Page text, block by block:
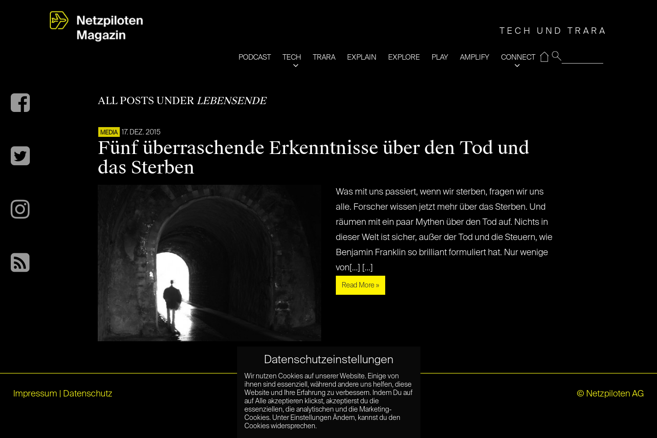
TECH UND TRARA
PODCAST TECH TRARA EXPLAIN EXPLORE PLAY AMPLIFY CONNECT
⌂
ALL POSTS UNDER LEBENSENDE
MEDIA 17. DEZ. 2015
Fünf überraschende Erkenntnisse über den Tod und
das Sterben
Was mit uns passiert, wenn wir sterben, fragen wir uns
alle. Forscher wissen jetzt mehr über das Sterben. Und
räumen mit ein paar Mythen über den Tod auf. Nichts in
dieser Welt ist sicher, außer der Tod und die Steuern, wie
Benjamin Franklin so brilliant formuliert hat. Nur wenige
von[...] [...]
Read More »
Impressum Datenschutz © Netzpiloten AG
Datenschutzeinstellungen
Wir nutzen Cookies auf unserer Website. Einige von
ihnen sind essenziell, während andere uns helfen, diese
Website und Ihre Erfahrung zu verbessern. Indem Du auf
auf Alle akzeptieren klickst, akzeptierst du die
essenziellen, die analytischen und die Marketing-
Cookies. Unter Einstellungen Ändern, kannst du den
Cookies widersprechen.